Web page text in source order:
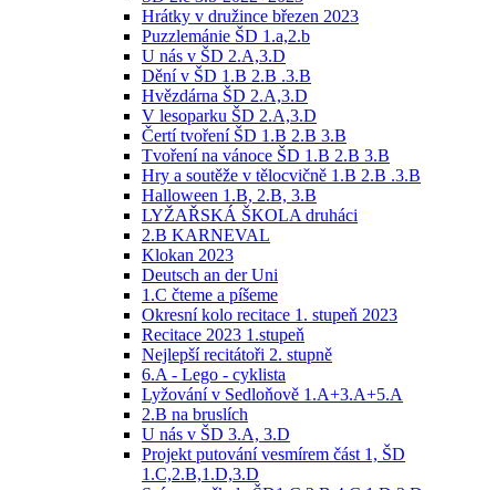
Hrátky v družince březen 2023
Puzzlemánie ŠD 1.a,2.b
U nás v ŠD 2.A,3.D
Dění v ŠD 1.B 2.B .3.B
Hvězdárna ŠD 2.A,3.D
V lesoparku ŠD 2.A,3.D
Čertí tvoření ŠD 1.B 2.B 3.B
Tvoření na vánoce ŠD 1.B 2.B 3.B
Hry a soutěže v tělocvičně 1.B 2.B .3.B
Halloween 1.B, 2.B, 3.B
LYŽAŘSKÁ ŠKOLA druháci
2.B KARNEVAL
Klokan 2023
Deutsch an der Uni
1.C čteme a píšeme
Okresní kolo recitace 1. stupeň 2023
Recitace 2023 1.stupeň
Nejlepší recitátoři 2. stupně
6.A - Lego - cyklista
Lyžování v Sedloňově 1.A+3.A+5.A
2.B na bruslích
U nás v ŠD 3.A, 3.D
Projekt putování vesmírem část 1, ŠD
1.C,2.B,1.D,3.D